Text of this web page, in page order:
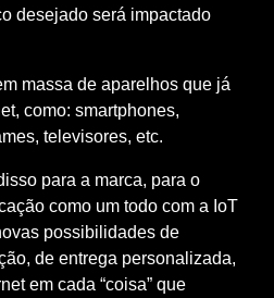
desejado será impactado
massa de aparelhos que já
como: smartphones,
televisores, etc.
para a marca, para o
como um todo com a IoT
possibilidades de
de entrega personalizada,
em cada “coisa” que